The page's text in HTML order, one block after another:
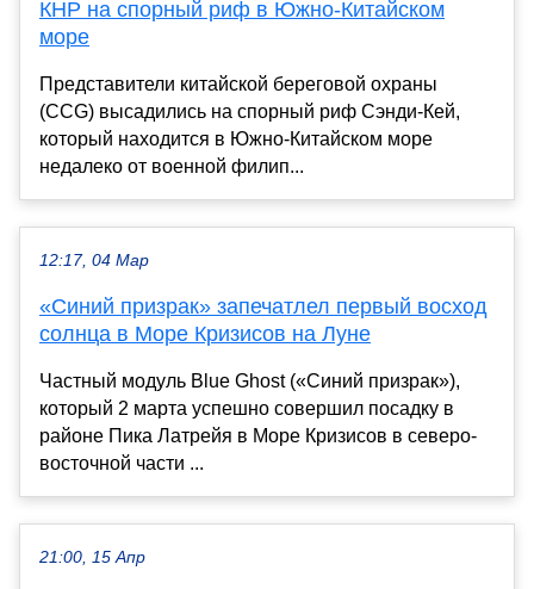
КНР на спорный риф в Южно-Китайском
море
Представители китайской береговой охраны
(CCG) высадились на спорный риф Сэнди-Кей,
который находится в Южно-Китайском море
недалеко от военной филип...
12:17, 04 Мар
«Синий призрак» запечатлел первый восход
солнца в Море Кризисов на Луне
Частный модуль Blue Ghost («Синий призрак»),
который 2 марта успешно совершил посадку в
районе Пика Латрейя в Море Кризисов в северо-
восточной части ...
21:00, 15 Апр